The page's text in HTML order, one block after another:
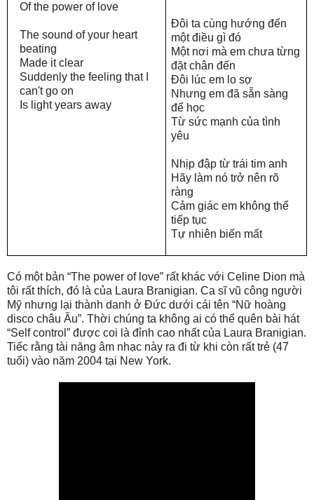
Of the power of love
The sound of your heart
beating
Made it clear
Suddenly the feeling that I
can't go on
Is light years away
Đôi ta cùng hướng đến
một điều gì đó
Một nơi mà em chưa từng
đặt chân đến
Đôi lúc em lo sợ
Nhưng em đã sẵn sàng
để học
Từ sức mạnh của tình
yêu
Nhịp đập từ trái tim anh
Hãy làm nó trở nên rõ
ràng
Cảm giác em không thể
tiếp tục
Tự nhiên biến mất
Có một bản “The power of love” rất khác với Celine Dion mà
tôi rất thích, đó là của Laura Branigian. Ca sĩ vũ công người
Mỹ nhưng lại thành danh ở Đức dưới cái tên “Nữ hoàng
disco châu Âu”. Thời chúng ta không ai có thể quên bài hát
“Self control” được coi là đỉnh cao nhất của Laura Branigian.
Tiếc rằng tài năng âm nhạc này ra đi từ khi còn rất trẻ (47
tuổi) vào năm 2004 tại New York.